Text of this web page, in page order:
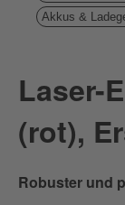
Akkus &
Laser-
(rot),
Robuster und